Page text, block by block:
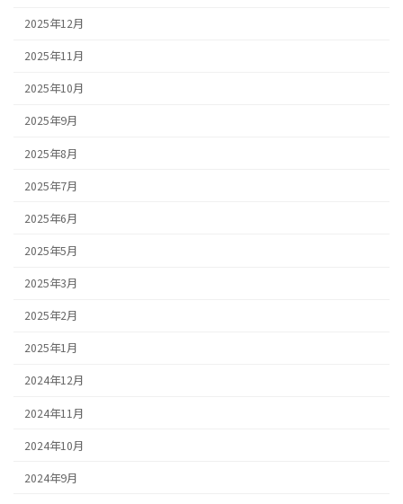
2025年12月
2025年11月
2025年10月
2025年9月
2025年8月
2025年7月
2025年6月
2025年5月
2025年3月
2025年2月
2025年1月
2024年12月
2024年11月
2024年10月
2024年9月